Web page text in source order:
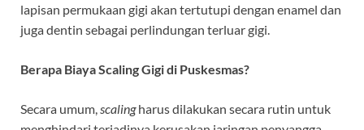
lapisan permukaan gigi akan tertutupi dengan enamel dan
juga dentin sebagai perlindungan terluar gigi.
Berapa Biaya Scaling Gigi di Puskesmas?
Secara umum,scalingharus dilakukan secara rutin untuk